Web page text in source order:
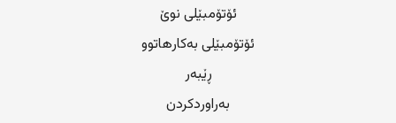
ئۆتۆمبێلی نوێ
ئۆتۆمبێلی بەکارهاتوو
ڕێبەر
بەراوردکردن